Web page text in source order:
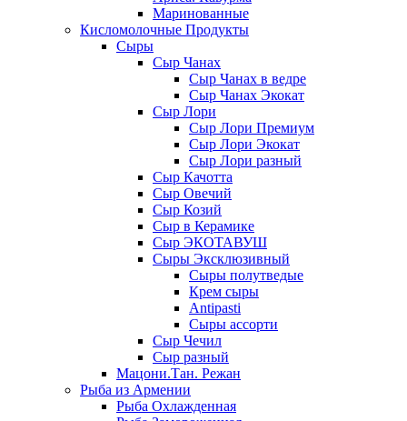
Маринованные
Кисломолочные Продукты
Сыры
Сыр Чанах
Сыр Чанах в ведре
Сыр Чанах Экокат
Сыр Лори
Сыр Лори Премиум
Сыр Лори Экокат
Сыр Лори разный
Сыр Качотта
Сыр Овечий
Сыр Козий
Сыр в Керамике
Сыр ЭКОТАВУШ
Сыры Эксклюзивный
Сыры полутведые
Крем сыры
Antipasti
Сыры ассорти
Сыр Чечил
Сыр разный
Мацони.Тан. Режан
Рыба из Армении
Рыба Охлажденная